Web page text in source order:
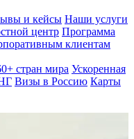
и кейсы Наши услуги
центр Программа
клиентам
стран мира Ускоренная
Визы в Россию Карты